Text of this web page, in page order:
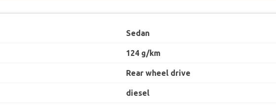
Sedan
124 g/km
Rear wheel drive
diesel